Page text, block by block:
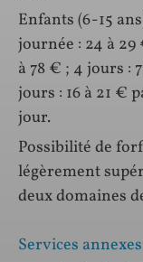
Enfants (6-15
journée : 24 à 29
à 78 € ; 4 jours :
jours : 16 à 21 €
jour.
Possibilité de
légèrement
deux domaines
Services annexes